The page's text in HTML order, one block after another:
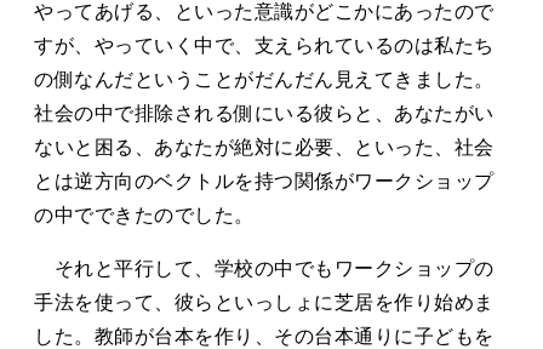
やってあげる、といった意識がどこかにあったので
すが、やっていく中で、支えられているのは私たち
の側なんだということがだんだん見えてきました。
社会の中で排除される側にいる彼らと、あなたがい
ないと困る、あなたが絶対に必要、といった、社会
とは逆方向のベクトルを持つ関係がワークショップ
の中でできたのでした。
それと平行して、学校の中でもワークショップの
手法を使って、彼らといっしょに芝居を作り始めま
した。教師が台本を作り、その台本通りに子どもを